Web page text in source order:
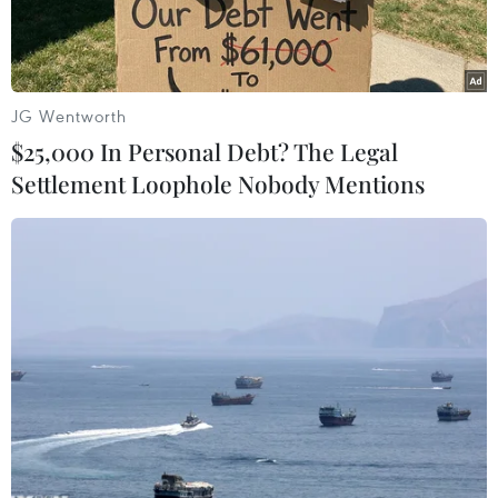
ảnh vẫn cần được làm rõ, bởi nó còn ảnh hưởng
tới công đoạn tiền kiểm hay hậu kiểm các bộ
phim.
Chủ trì hội nghị là Thứ trưởng Bộ Văn hóa, Thể thao và Du lịch
Tạ Quang Đông, Vụ trưởng Vụ Pháp chế Bộ Văn hóa, Thể thao
và Du lịch Lê Thanh Liêm, Cục trưởng Cục Điện ảnh Vi Kiến
Thành (từ trái sang). (Ảnh: Minh Anh/Vietnam+)
JG Wentworth
$25,000 In Personal Debt? The Legal
Settlement Loophole Nobody Mentions